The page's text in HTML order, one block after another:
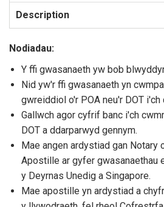
Nodiadau:
Y ffi gwasanaeth yw bob
Nid yw'r ffi gwasanaeth yn
gwreiddiol o'r POA neu'r DOT
Gallwch agor cyfrif banc i'ch
DOT a ddarparwyd gennym.
Mae angen ardystiad gan Notary
Apostille ar gyfer gwasanaethau
y Deyrnas Unedig a Singapore.
Mae apostille yn ardystiad a